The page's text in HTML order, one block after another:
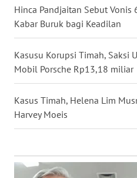
Hinca Pandjaitan Sebut Vonis
Kabar Buruk bagi Keadilan
Kasusu Korupsi Timah, Saksi
Mobil Porsche Rp13,18 miliar
Kasus Timah, Helena Lim
Harvey Moeis
WN
NUSANTARA
WN
JOGJA
WN
JATIM
BALI